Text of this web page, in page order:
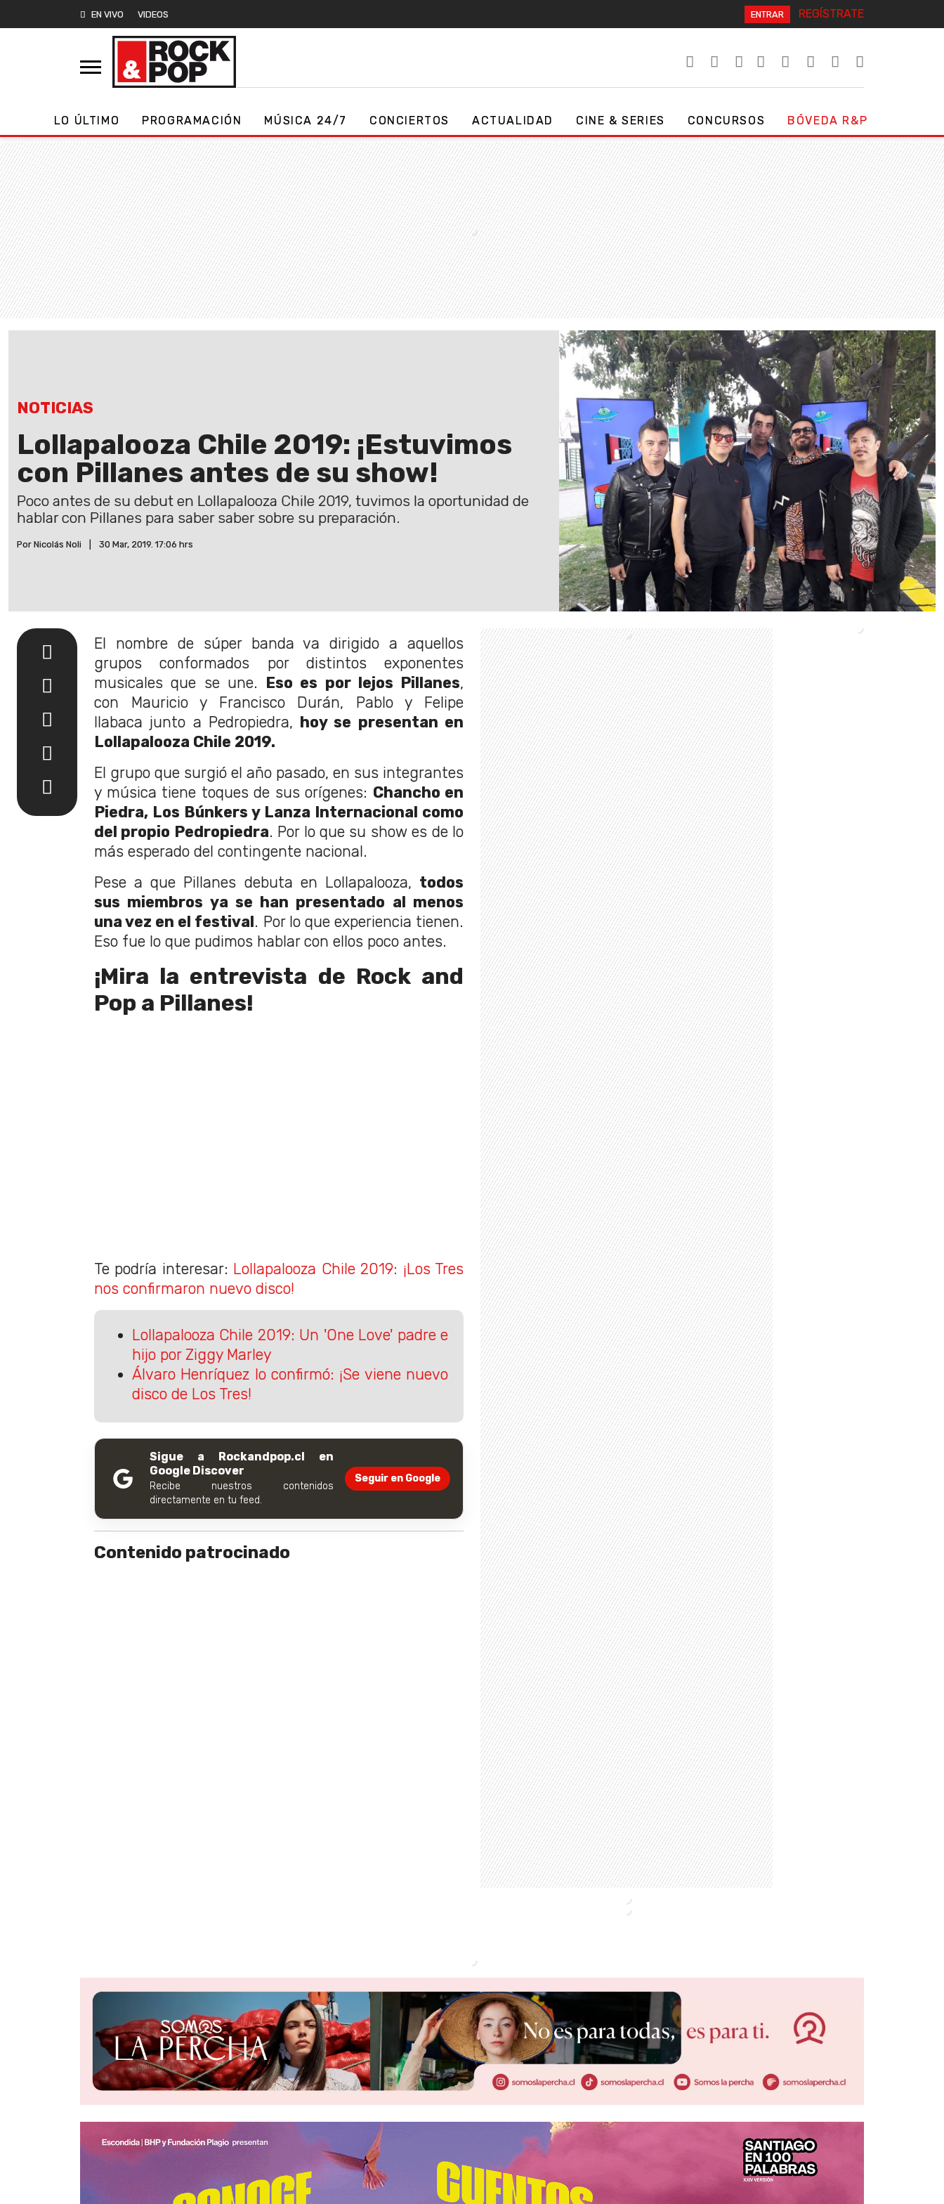
EN VIVO VIDEOS ENTRAR REGÍSTRATE
LO ÚLTIMO PROGRAMACIÓN MÚSICA 24/7 CONCIERTOS ACTUALIDAD CINE & SERIES CONCURSOS BÓVEDA R&P
NOTICIAS
Lollapalooza Chile 2019: ¡Estuvimos
con Pillanes antes de su show!
Poco antes de su debut en Lollapalooza Chile 2019, tuvimos la oportunidad de
hablar con Pillanes para saber saber sobre su preparación.
Por Nicolás Noli 30 Mar, 2019. 17:06 hrs
El nombre de súper banda va dirigido a aquellos
grupos conformados por distintos exponentes
musicales que se une. Eso es por lejos Pillanes,
con Mauricio y Francisco Durán, Pablo y Felipe
Ilabaca junto a Pedropiedra, hoy se presentan en
Lollapalooza Chile 2019.
El grupo que surgió el año pasado, en sus integrantes
y música tiene toques de sus orígenes: Chancho en
Piedra, Los Búnkers y Lanza Internacional como
del propio Pedropiedra. Por lo que su show es de lo
más esperado del contingente nacional.
Pese a que Pillanes debuta en Lollapalooza, todos
sus miembros ya se han presentado al menos
una vez en el festival. Por lo que experiencia tienen.
Eso fue lo que pudimos hablar con ellos poco antes.
¡Mira la entrevista de Rock and
Pop a Pillanes!
Te podría interesar: Lollapalooza Chile 2019: ¡Los Tres
nos confirmaron nuevo disco!
Lollapalooza Chile 2019: Un 'One Love' padre e
hijo por Ziggy Marley
Álvaro Henríquez lo confirmó: ¡Se viene nuevo
disco de Los Tres!
Sigue a Rockandpop.cl en
Google Discover
Recibe nuestros contenidos
directamente en tu feed.
Seguir en Google
Contenido patrocinado